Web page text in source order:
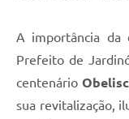
A importância da
Prefeito de
centenário
sua revitalização,